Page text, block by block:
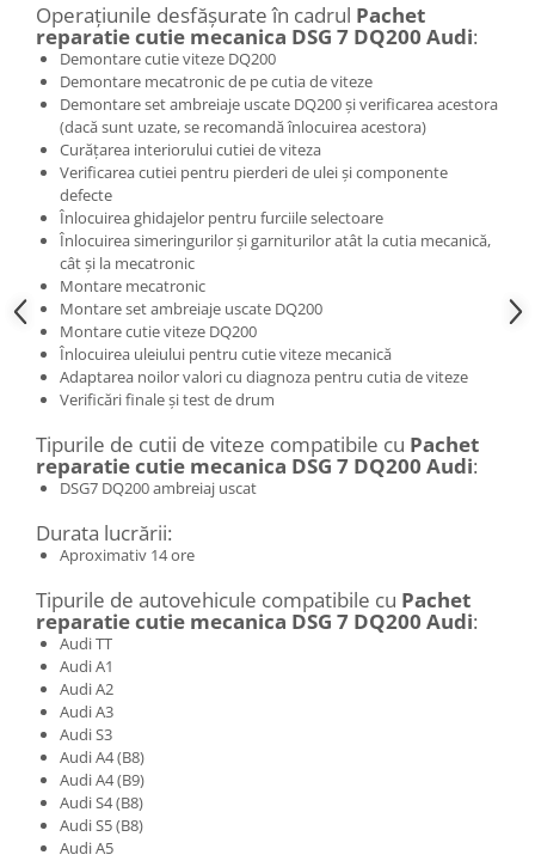
Operațiunile desfășurate în cadrul Pachet
reparatie cutie mecanica DSG 7 DQ200 Audi:
Demontare cutie viteze DQ200
Demontare mecatronic de pe cutia de viteze
Demontare set ambreiaje uscate DQ200 și verificarea acestora
(dacă sunt uzate, se recomandă înlocuirea acestora)
Curățarea interiorului cutiei de viteza
Verificarea cutiei pentru pierderi de ulei și componente
defecte
Înlocuirea ghidajelor pentru furciile selectoare
Înlocuirea simeringurilor și garniturilor atât la cutia mecanică,
cât și la mecatronic
Montare mecatronic
Montare set ambreiaje uscate DQ200
Montare cutie viteze DQ200
Înlocuirea uleiului pentru cutie viteze mecanică
Adaptarea noilor valori cu diagnoza pentru cutia de viteze
Verificări finale și test de drum
Tipurile de cutii de viteze compatibile cu Pachet
reparatie cutie mecanica DSG 7 DQ200 Audi:
DSG7 DQ200 ambreiaj uscat
Durata lucrării:
Aproximativ 14 ore
Tipurile de autovehicule compatibile cu Pachet
reparatie cutie mecanica DSG 7 DQ200 Audi:
Audi TT
Audi A1
Audi A2
Audi A3
Audi S3
Audi A4 (B8)
Audi A4 (B9)
Audi S4 (B8)
Audi S5 (B8)
Audi A5